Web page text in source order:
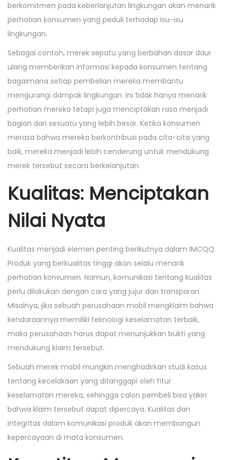
berkomitmen pada keberlanjutan lingkungan akan menarik
perhatian konsumen yang peduli terhadap isu-isu
lingkungan.
Sebagai contoh, merek sepatu yang berbahan dasar daur
ulang memberikan informasi kepada konsumen tentang
bagaimana setiap pembelian mereka membantu
mengurangi dampak lingkungan. Ini tidak hanya menarik
perhatian mereka tetapi juga menciptakan rasa menjadi
bagian dari sesuatu yang lebih besar. Ketika konsumen
merasa bahwa mereka berkontribusi pada cita-cita yang
baik, mereka menjadi lebih cenderung untuk mendukung
merek tersebut secara berkelanjutan.
Kualitas: Menciptakan
Nilai Nyata
Kualitas menjadi elemen penting berikutnya dalam IMCQQ.
Produk yang berkualitas tinggi akan selalu menarik
perhatian konsumen. Namun, komunikasi tentang kualitas
perlu dilakukan dengan cara yang jujur dan transparan.
Misalnya, jika sebuah perusahaan mobil mengklaim bahwa
kendaraannya memiliki teknologi keselamatan terbaik,
maka perusahaan harus dapat menunjukkan bukti yang
mendukung klaim tersebut.
Sebuah merek mobil mungkin menghadirkan studi kasus
tentang kecelakaan yang ditanggapi oleh fitur
keselamatan mereka, sehingga calon pembeli bisa yakin
bahwa klaim tersebut dapat dipercaya. Kualitas dan
integritas dalam komunikasi produk akan membangun
kepercayaan di mata konsumen.